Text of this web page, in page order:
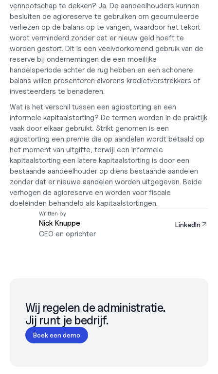
vennootschap te dekken? Ja. De aandeelhouders kunnen
besluiten de agioreserve te gebruiken om gecumuleerde
verliezen op de balans op te vangen, waardoor het tekort
wordt verminderd zonder dat er nieuw geld hoeft te
worden gestort. Dit is een veelvoorkomend gebruik van de
reserve bij ondernemingen die een moeilijke
handelsperiode achter de rug hebben en een schonere
balans willen presenteren alvorens kredietverstrekkers of
investeerders te benaderen.
Wat is het verschil tussen een agiostorting en een
informele kapitaalstorting? De termen worden in de praktijk
vaak door elkaar gebruikt. Strikt genomen is een
agiostorting een premie die op aandelen wordt betaald op
het moment van uitgifte, terwijl een informele
kapitaalstorting een latere kapitaalstorting is door een
bestaande aandeelhouder op diens bestaande aandelen
zonder dat er nieuwe aandelen worden uitgegeven. Beide
verhogen de agioreserve en worden voor fiscale
doeleinden behandeld als kapitaalstortingen.
Written by
Nick Knuppe
CEO en oprichter
LinkedIn
Wij regelen de administratie.
Jij runt je bedrijf.
Boek een demo